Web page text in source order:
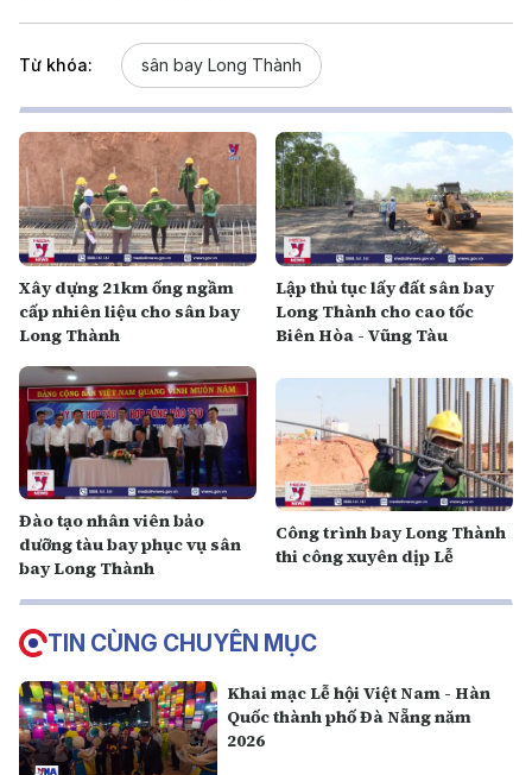
Từ khóa: sân bay Long Thành
Xây dựng 21km ống ngầm
cấp nhiên liệu cho sân bay
Long Thành
Lập thủ tục lấy đất sân bay
Long Thành cho cao tốc
Biên Hòa - Vũng Tàu
Đào tạo nhân viên bảo
dưỡng tàu bay phục vụ sân
bay Long Thành
Công trình bay Long Thành
thi công xuyên dịp Lễ
TIN CÙNG CHUYÊN MỤC
Khai mạc Lễ hội Việt Nam - Hàn
Quốc thành phố Đà Nẵng năm
2026